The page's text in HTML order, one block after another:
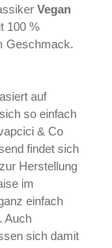
Vegan
100 %
Geschmack.
auf
so einfach
& Co
findet sich
Herstellung
im
einfach
Auch
sich damit